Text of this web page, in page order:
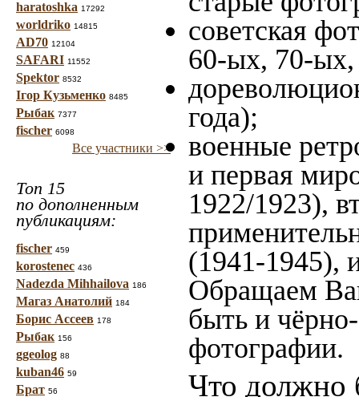
haratoshka 17292
worldriko 14815
AD70 12104
SAFARI 11552
Spektor 8532
Ігор Кузьменко 8485
Рыбак 7377
fischer 6098
Все участники >>
Топ 15
по дополненным
публикациям:
fischer 459
korostenec 436
Nadezda Mihhailova 186
Магаз Анатолий 184
Борис Ассеев 178
Рыбак 156
ggeolog 88
kuban46 59
Брат 56
советская
60-ых, 70-ых,
года);
военные
и первая
1922/1923),
(1941-1945),
Обращаем
быть и
фотографии.
Что должно